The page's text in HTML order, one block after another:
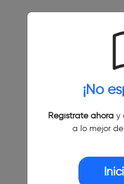
¡No
Regístrate ahoray
a lo mejor